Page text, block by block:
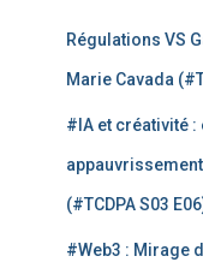
Régulations VS
Marie Cavada
#IA et créativité
(#TCDPA S03
#Web3 : Mirage